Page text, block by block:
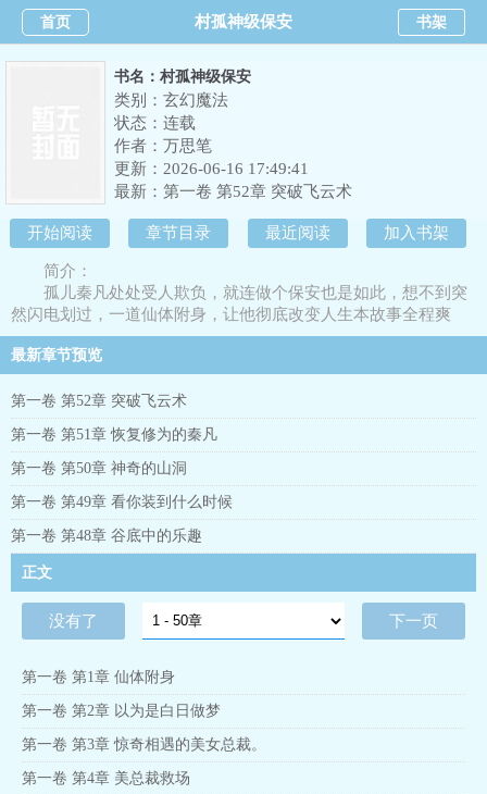
首页 村孤神级保安 书架
书名：村孤神级保安
类别：玄幻魔法
状态：连载
作者： 万思笔
更新：2026-06-16 17:49:41
最新： 第一卷 第52章 突破飞云术
开始阅读 章节目录 最近阅读 加入书架
简介：
孤儿秦凡处处受人欺负，就连做个保安也是如此，想不到突
然闪电划过，一道仙体附身，让他彻底改变人生本故事全程爽
文，多女主登场，有着你意想不到爽爽爽！
最新章节预览
第一卷 第52章 突破飞云术
第一卷 第51章 恢复修为的秦凡
第一卷 第50章 神奇的山洞
第一卷 第49章 看你装到什么时候
第一卷 第48章 谷底中的乐趣
正文
没有了 下一页
第一卷 第1章 仙体附身
第一卷 第2章 以为是白日做梦
第一卷 第3章 惊奇相遇的美女总裁。
第一卷 第4章 美总裁救场